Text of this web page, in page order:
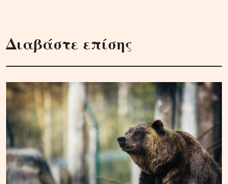
Διαβάστε επίσης